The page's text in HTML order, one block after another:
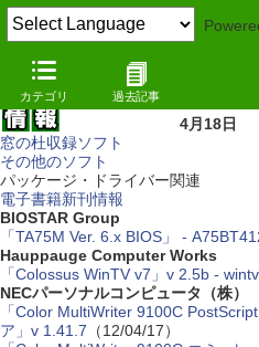
カテゴリ 過去記事
4月18日
窓の杜収録ソフト
その他のソフト
パッケージ・ドライバー関連
電子書籍新刊情報
BIOSTAR Group
「TA75M Ver. 6.x BIOS」 -
Hauppauge Computer Works
「Colossus WinTV v7」v 2.5b -
NECパーソナルコンピュータ（株）
「Color MultiWriter 9100C
ア」v 1.41.7 （12/04/17）